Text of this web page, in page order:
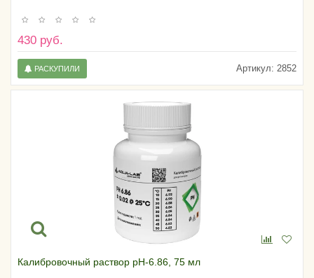
430 руб.
Артикул: 2852
РАСКУПИЛИ
Калибровочный раствор pH-6.86, 75 мл